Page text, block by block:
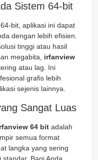
Sistem 64-bit
bit, aplikasi ini dapat
dengan lebih efisien.
tinggi atau hasil
megabita, irfanview
atau lag. Ini
grafis lebih
sejenis lainnya.
Sangat Luas
64 bit adalah
semua format
langka yang sering
Bagi Anda